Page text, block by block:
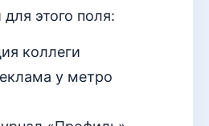
этого поля:
коллеги
у метро